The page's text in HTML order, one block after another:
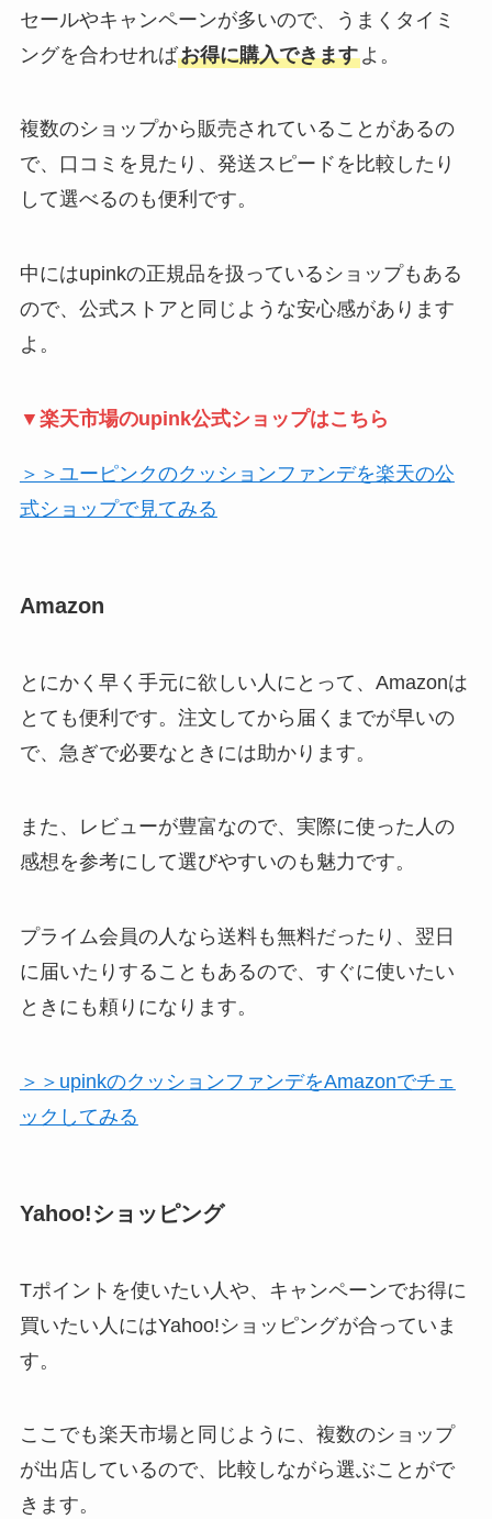
セールやキャンペーンが多いので、うまくタイミ
ングを合わせればお得に購入できますよ。
複数のショップから販売されていることがあるの
で、口コミを見たり、発送スピードを比較したり
して選べるのも便利です。
中にはupinkの正規品を扱っているショップもある
ので、公式ストアと同じような安心感があります
よ。
▼楽天市場のupink公式ショップはこちら
＞＞ユーピンクのクッションファンデを楽天の公
式ショップで見てみる
Amazon
とにかく早く手元に欲しい人にとって、Amazonは
とても便利です。注文してから届くまでが早いの
で、急ぎで必要なときには助かります。
また、レビューが豊富なので、実際に使った人の
感想を参考にして選びやすいのも魅力です。
プライム会員の人なら送料も無料だったり、翌日
に届いたりすることもあるので、すぐに使いたい
ときにも頼りになります。
＞＞upinkのクッションファンデをAmazonでチェ
ックしてみる
Yahoo!ショッピング
Tポイントを使いたい人や、キャンペーンでお得に
買いたい人にはYahoo!ショッピングが合っていま
す。
ここでも楽天市場と同じように、複数のショップ
が出店しているので、比較しながら選ぶことがで
きます。